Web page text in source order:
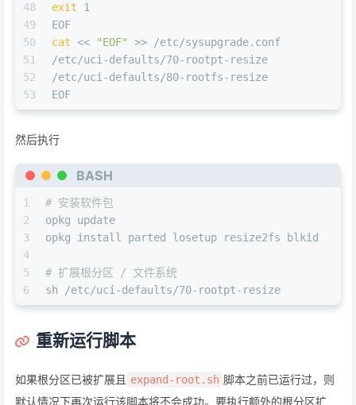
48
49
50
51
52
53
exit 1
EOF
cat << "EOF"
>> /etc/sysupgrade.conf
/etc/uci-defaults/70-rootpt-resize
/etc/uci-defaults/80-rootfs-resize
EOF
然后执行
BASH
1
2
3
4
5
6
# 安装软件包
opkg update
opkg install parted losetup resize2fs blkid
# 扩展根分区 / 文件系统
sh /etc/uci-defaults/70-rootpt-resize
重新运行脚本
如果根分区已被扩展且 expand-root.sh 脚本之前已运行过，则
默认情况下再次运行该脚本将不会成功。要执行额外的根分区扩